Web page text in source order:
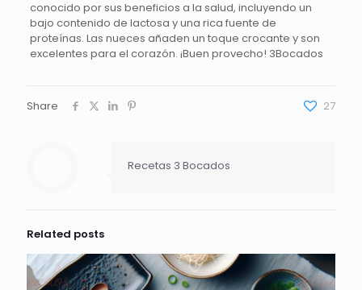
conocido por sus beneficios a la salud, incluyendo un
bajo contenido de lactosa y una rica fuente de
proteínas. Las nueces añaden un toque crocante y son
excelentes para el corazón. ¡Buen provecho! 3Bocados
Share 27
Recetas 3 Bocados
Related posts